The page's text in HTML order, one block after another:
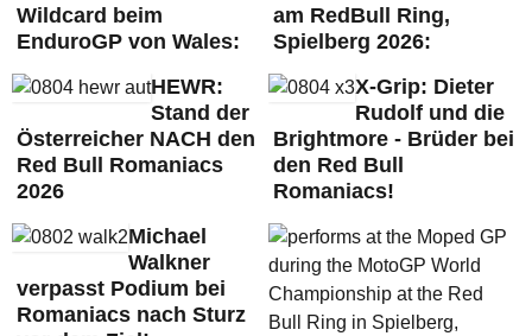
Wildcard beim
EnduroGP von Wales:
am RedBull Ring,
Spielberg 2026:
HEWR:
Stand der
Österreicher NACH den
Red Bull Romaniacs
2026
X-Grip: Dieter
Rudolf und die
Brightmore - Brüder bei
den Red Bull
Romaniacs!
Michael
Walkner
verpasst Podium bei
Romaniacs nach Sturz